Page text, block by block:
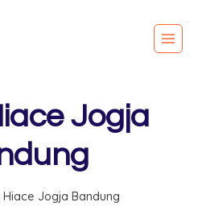
Jogja
Hiace Jogja Bandung